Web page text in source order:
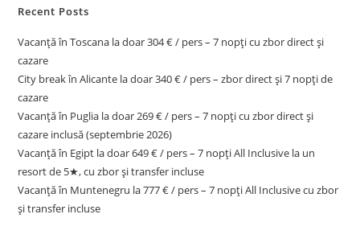
Recent Posts
Vacanță în Toscana la doar 304 € / pers – 7 nopți cu zbor direct și
cazare
City break în Alicante la doar 340 € / pers – zbor direct și 7 nopți de
cazare
Vacanță în Puglia la doar 269 € / pers – 7 nopți cu zbor direct și
cazare inclusă (septembrie 2026)
Vacanță în Egipt la doar 649 € / pers – 7 nopți All Inclusive la un
resort de 5★, cu zbor și transfer incluse
Vacanță în Muntenegru la 777 € / pers – 7 nopți All Inclusive cu zbor
și transfer incluse